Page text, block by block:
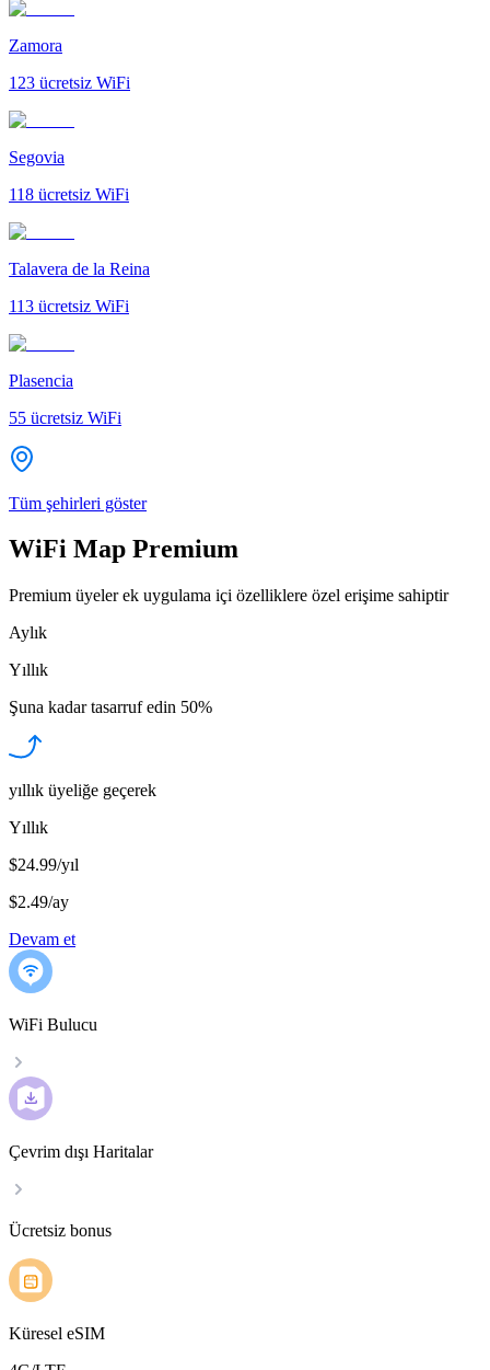
Zamora
123 ücretsiz WiFi
Segovia
118 ücretsiz WiFi
Talavera de la Reina
113 ücretsiz WiFi
Plasencia
55 ücretsiz WiFi
Tüm şehirleri göster
WiFi Map Premium
Premium üyeler ek uygulama içi özelliklere özel erişime sahiptir
Aylık
Yıllık
Şuna kadar tasarruf edin 50%
yıllık üyeliğe geçerek
Yıllık
$24.99/yıl
$2.49/ay
Devam et
WiFi Bulucu
Çevrim dışı Haritalar
Ücretsiz bonus
Küresel eSIM